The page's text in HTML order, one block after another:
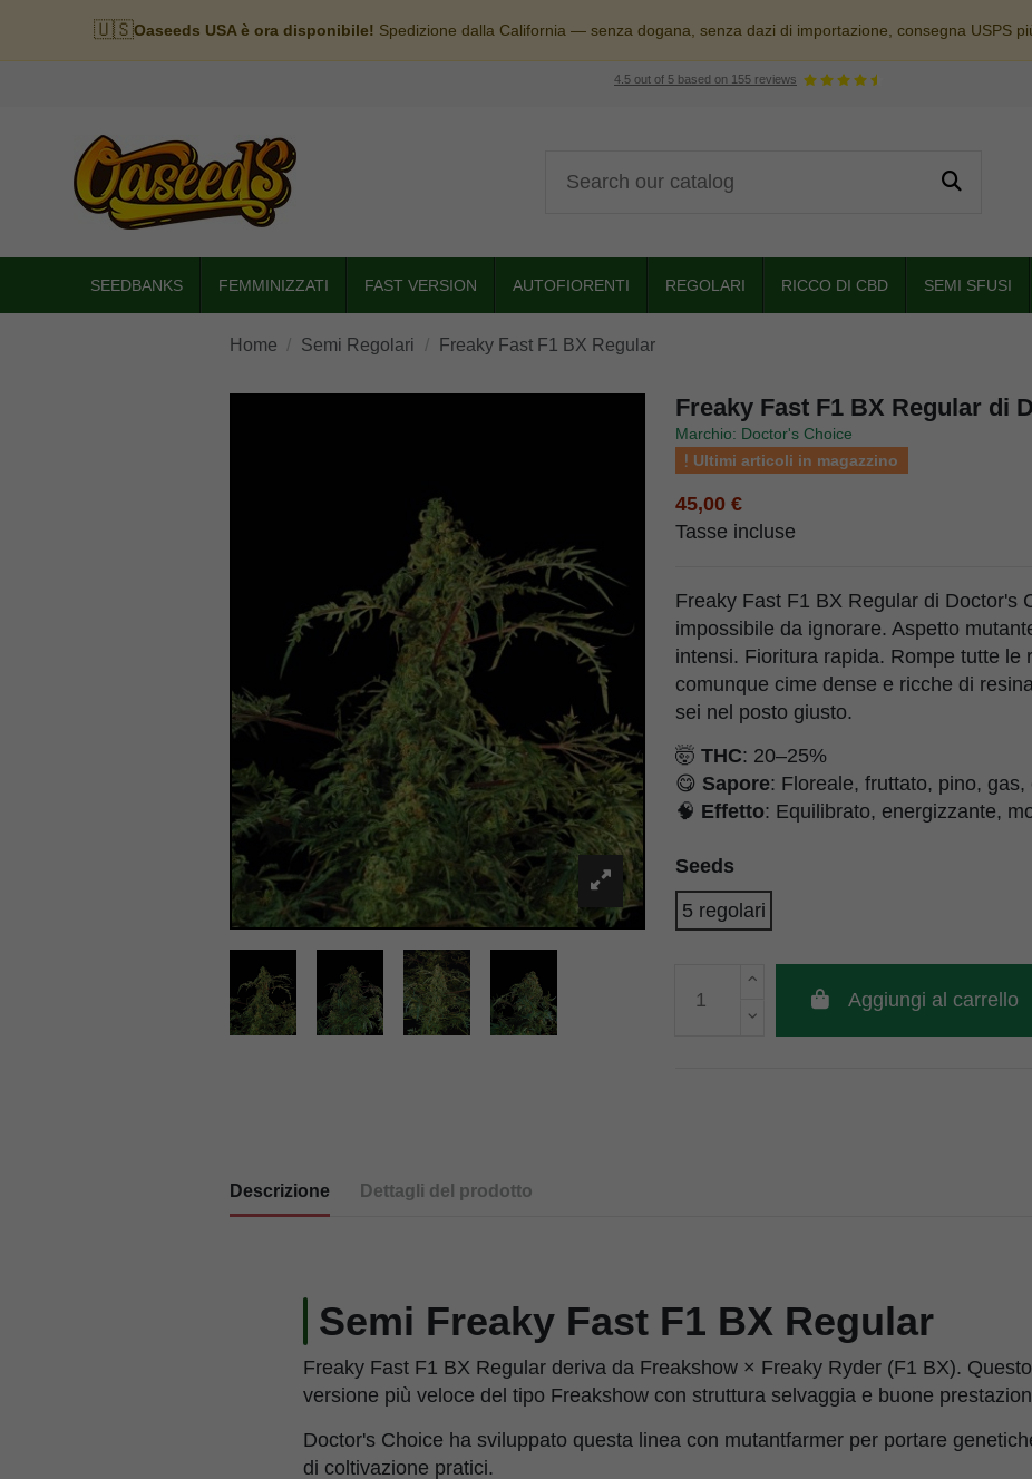
🇺🇸Oaseeds USA è ora disponibile! Spedizione dalla California — senza dogana, senza dazi di importazione, consegna USPS
4.5 out of 5 based on 155 reviews
SEEDBANKS FEMMINIZZATI FAST VERSION AUTOFIORENTI REGOLARI RICCO DI CBD SEMI SFUSI
Home Semi Regolari Freaky Fast F1 BX Regular
Freaky Fast F1 BX Regular di
Marchio: Doctor's Choice
Ultimi articoli in magazzino
45,00 €
Tasse incluse
Freaky Fast F1 BX Regular di Doctor's
impossibile da ignorare. Aspetto
intensi. Fioritura rapida. Rompe tutte le
comunque cime dense e ricche di
sei nel posto giusto.
🤯 THC: 20–25%
😋 Sapore: Floreale, fruttato, pino, gas,
🧠 Effetto: Equilibrato, energizzante,
Seeds
5 regolari
Aggiungi al carrello
Descrizione Dettagli del prodotto
Semi Freaky Fast F1 BX Regular
Freaky Fast F1 BX Regular deriva da Freakshow × Freaky Ryder (F1 BX).
versione più veloce del tipo Freakshow con struttura selvaggia e buone
Doctor's Choice ha sviluppato questa linea con mutantfarmer per portare
di coltivazione pratici.